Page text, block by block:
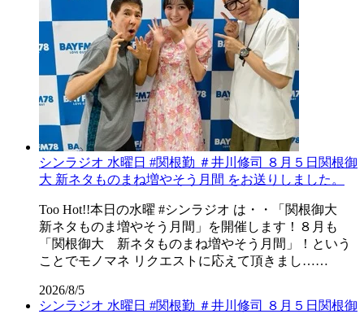
シンラジオ 水曜日 #関根勤 ＃井川修司 ８月５日関根御
大 新ネタものまね増やそう月間 をお送りしました。
Too Hot!!本日の水曜 #シンラジオ は・・「関根御大
新ネタものま増やそう月間」を開催します！８月も
「関根御大 新ネタものまね増やそう月間」！という
ことでモノマネ リクエストに応えて頂きまし……
2026/8/5
シンラジオ 水曜日 #関根勤 ＃井川修司 ８月５日関根御